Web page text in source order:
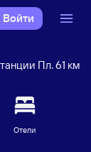
Войти
Пл. 61 км
Отели